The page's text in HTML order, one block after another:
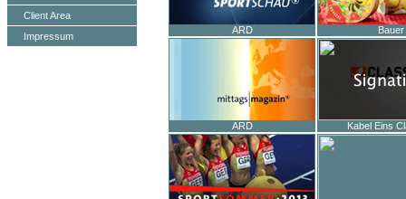
Client Area
Impressum
ARD Bauer
ARD Kabel Eins